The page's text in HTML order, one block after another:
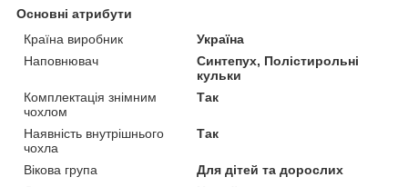
Основні атрибути
Країна виробник
Україна
Наповнювач
Синтепух, Полістирольні
кульки
Комплектація знімним
чохлом
Так
Наявність внутрішнього
чохла
Так
Вікова група
Для дітей та дорослих